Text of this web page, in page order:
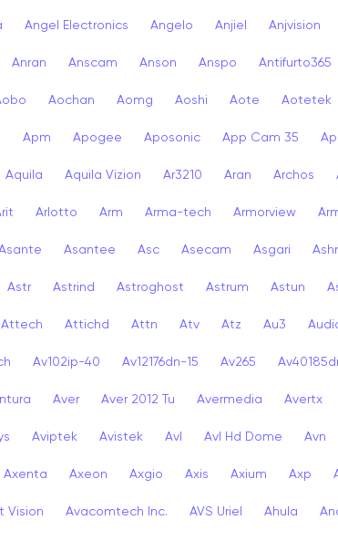
Angel Electronics Angelo Anjiel Anjvision
Anran Anscam Anson Anspo Antifurto365
Aochan Aomg Aoshi Aote Aotetek
Apm Apogee Aposonic App Cam 35
Aquila Aquila Vizion Ar3210 Aran Archos
Arlotto Arm Arma-tech Armorview
Asantee Asc Asecam Asgari
Astr Astrind Astroghost Astrum Astun
Attech Attichd Attn Atv Atz Au3
Av102ip-40 Av12176dn-15 Av265
Aver Aver 2012 Tu Avermedia Avertx
Aviptek Avistek Avl Avl Hd Dome Avn
Axenta Axeon Axgio Axis Axium Axp
Vision Avacomtech Inc. AVS Uriel Ahula